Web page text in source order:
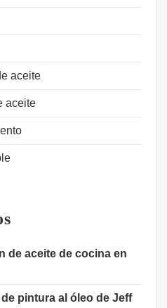
aceite
aceite
de aceite de cocina en
pintura al óleo de Jeff